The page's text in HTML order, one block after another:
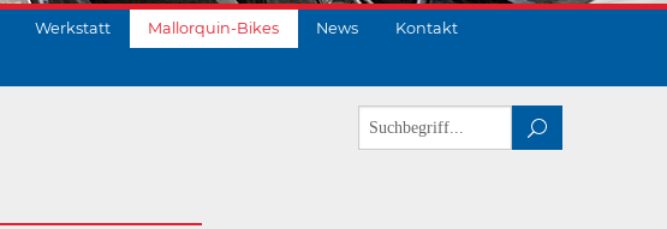
Werkstatt Mallorquin-Bikes News Kontakt